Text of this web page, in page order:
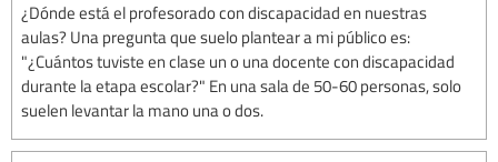
¿Dónde está el profesorado con discapacidad en nuestras
aulas? Una pregunta que suelo plantear a mi público es:
"¿Cuántos tuviste en clase un o una docente con discapacidad
durante la etapa escolar?" En una sala de 50-60 personas, solo
suelen levantar la mano una o dos.